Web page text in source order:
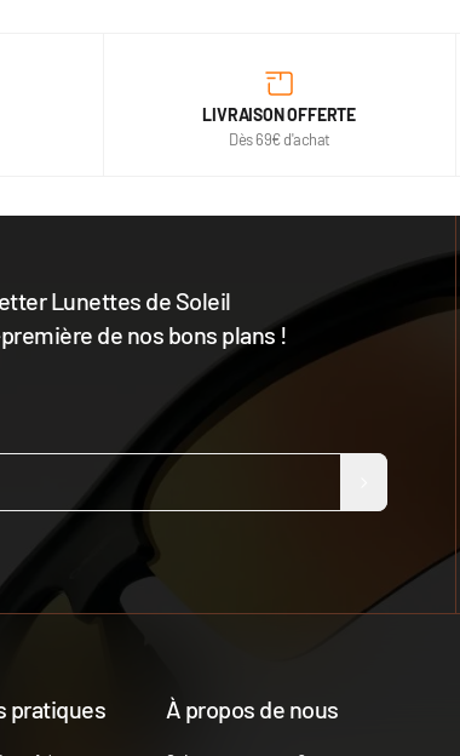
LIVRAISON OFFERTE
Dès 69€ d'achat
Lunettes de Soleil
de nos bons plans !
pratiques À propos de nous